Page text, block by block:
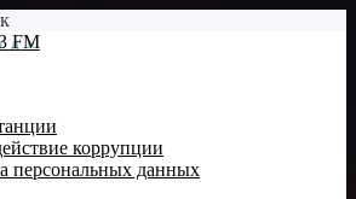
FM
коррупции
персональных данных